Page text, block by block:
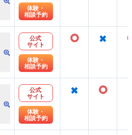
体験・
相談予約
公式
サイト
体験・
相談予約
○ ×
公式
サイト
体験・
相談予約
× ○